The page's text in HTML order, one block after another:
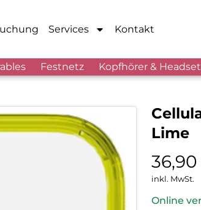
Services Kontakt
Festnetz Kopfhörer &
Lime
36,90
inkl. MwSt.
Online